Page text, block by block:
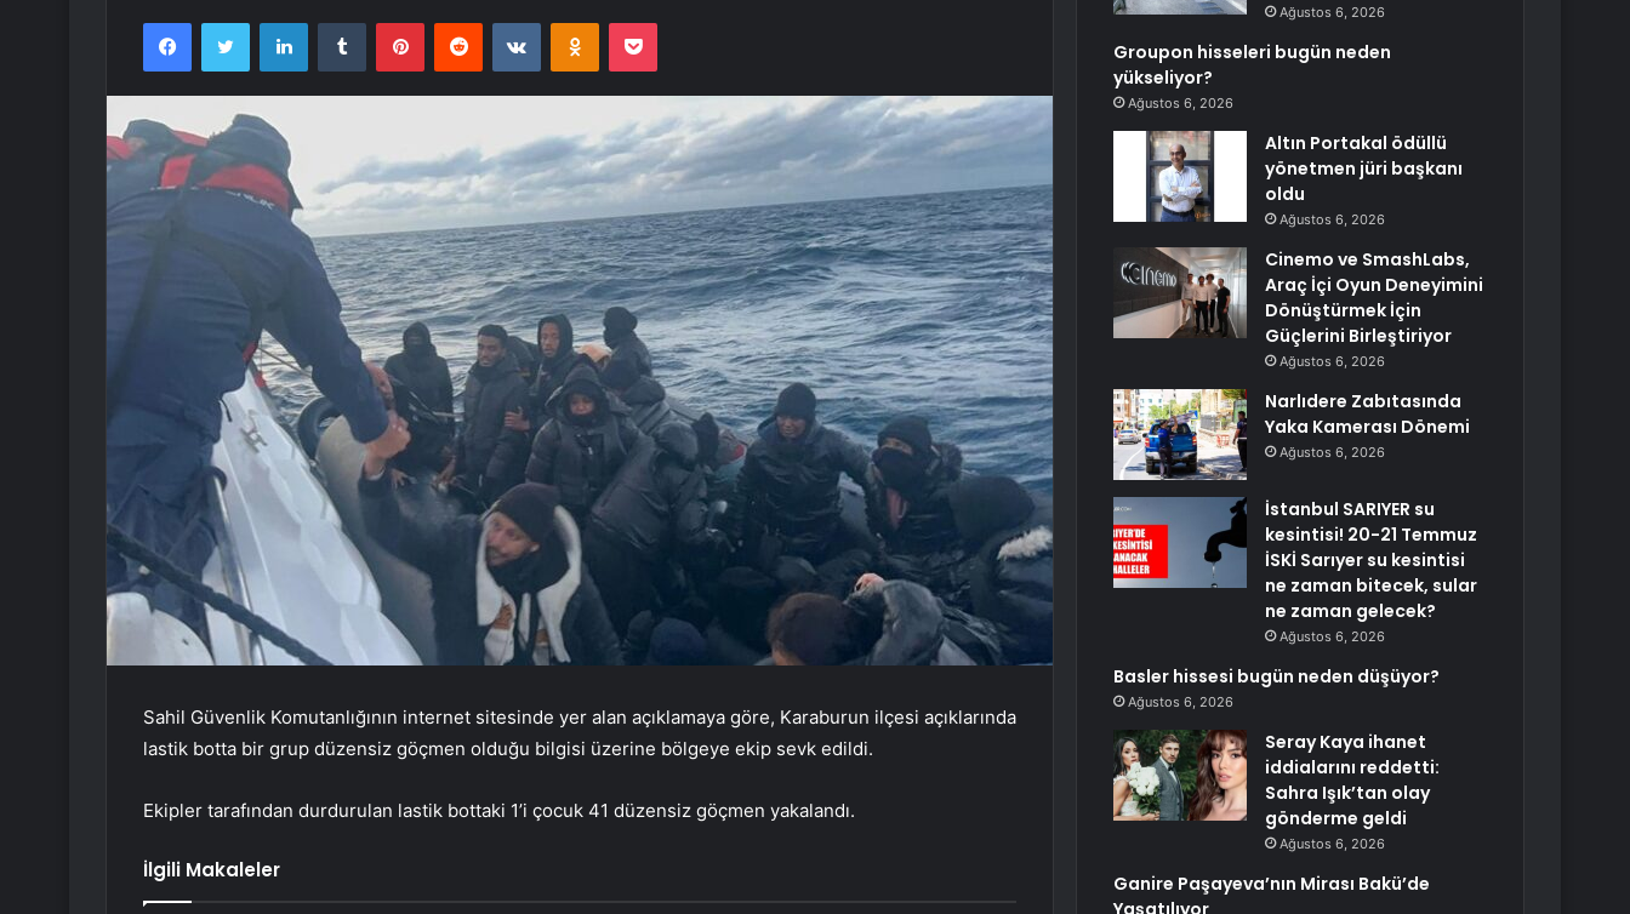
FacebookTwitter LinkedInTumblr PinterestReddit VKontakteOdnoklassniki
Pocket
Sahil Güvenlik Komutanlığının internet sitesinde yer alan açıklamaya göre, Karaburun ilçesi açıklarında
lastik botta bir grup düzensiz göçmen olduğu bilgisi üzerine bölgeye ekip sevk edildi.
Ekipler tarafından durdurulan lastik bottaki 1’i çocuk 41 düzensiz göçmen yakalandı.
İlgili Makaleler
Ağustos 6, 2026
Groupon hisseleri bugün neden
yükseliyor?
Ağustos 6, 2026
Altın Portakal ödüllü
yönetmen jüri başkanı
oldu
Ağustos 6, 2026
Cinemo ve SmashLabs,
Araç İçi Oyun Deneyimini
Dönüştürmek İçin
Güçlerini Birleştiriyor
Ağustos 6, 2026
Narlıdere Zabıtasında
Yaka Kamerası Dönemi
Ağustos 6, 2026
İstanbul SARIYER su
kesintisi! 20-21 Temmuz
İSKİ Sarıyer su kesintisi
ne zaman bitecek, sular
ne zaman gelecek?
Ağustos 6, 2026
Basler hissesi bugün neden düşüyor?
Ağustos 6, 2026
Seray Kaya ihanet
iddialarını reddetti:
Sahra Işık’tan olay
gönderme geldi
Ağustos 6, 2026
Ganire Paşayeva’nın Mirası Bakü’de
Yaşatılıyor